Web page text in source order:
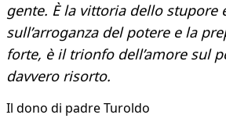
gente. È la vittoria dello stupore
sull’arroganza del potere e la
forte, è il trionfo dell’amore sul
davvero risorto.
Il dono di padre Turoldo